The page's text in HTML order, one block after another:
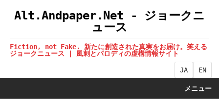
Alt.Andpaper.Net - ジョークニ
ュース
Fiction, not Fake. 新たに創造された真実をお届け。笑える
ジョークニュース | 風刺とパロディの虚構情報サイト
JA EN
メニュー